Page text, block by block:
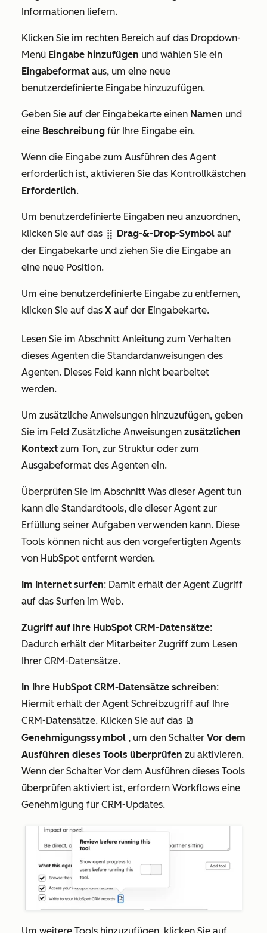
Informationen liefern.
Klicken Sie im rechten Bereich auf das Dropdown-
Menü Eingabe hinzufügen und wählen Sie ein
Eingabeformat aus, um eine neue
benutzerdefinierte Eingabe hinzuzufügen.
Geben Sie auf der Eingabekarte einen Namen und
eine Beschreibung für Ihre Eingabe ein.
Wenn die Eingabe zum Ausführen des Agent
erforderlich ist, aktivieren Sie das Kontrollkästchen
Erforderlich.
Um benutzerdefinierte Eingaben neu anzuordnen,
klicken Sie auf das dragHandle Drag-&-Drop-Symbol auf
der Eingabekarte und ziehen Sie die Eingabe an
eine neue Position.
Um eine benutzerdefinierte Eingabe zu entfernen,
klicken Sie auf das X auf der Eingabekarte.
Lesen Sie im Abschnitt Anleitung zum Verhalten
dieses Agenten die Standardanweisungen des
Agenten. Dieses Feld kann nicht bearbeitet
werden.
Um zusätzliche Anweisungen hinzuzufügen, geben
Sie im Feld Zusätzliche Anweisungen zusätzlichen
Kontext zum Ton, zur Struktur oder zum
Ausgabeformat des Agenten ein.
Überprüfen Sie im Abschnitt Was dieser Agent tun
kann die Standardtools, die dieser Agent zur
Erfüllung seiner Aufgaben verwenden kann. Diese
Tools können nicht aus den vorgefertigten Agents
von HubSpot entfernt werden.
Im Internet surfen: Damit erhält der Agent Zugriff
auf das Surfen im Web.
Zugriff auf Ihre HubSpot CRM-Datensätze:
Dadurch erhält der Mitarbeiter Zugriff zum Lesen
Ihrer CRM-Datensätze.
In Ihre HubSpot CRM-Datensätze schreiben:
Hiermit erhält der Agent Schreibzugriff auf Ihre
CRM-Datensätze. Klicken Sie auf das approveDraftIcon
Genehmigungssymbol , um den Schalter Vor dem
Ausführen dieses Tools überprüfen zu aktivieren.
Wenn der Schalter Vor dem Ausführen dieses Tools
überprüfen aktiviert ist, erfordern Workflows eine
Genehmigung für CRM-Updates.